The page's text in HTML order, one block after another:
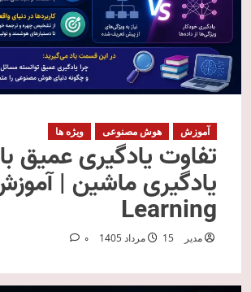
آموزش هوش مصنوعی ویژه ها
تفاوت یادگیری عمیق با
Learning
مدیر 15 مرداد 1405 0